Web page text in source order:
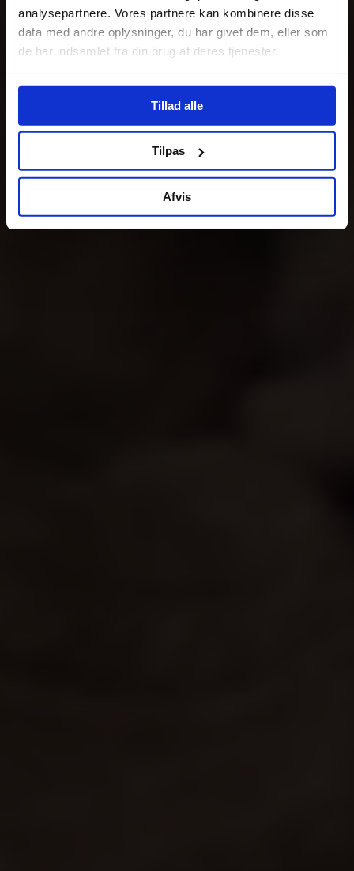
analysepartnere. Vores partnere kan kombinere disse
data med andre oplysninger, du har givet dem, eller som
de har indsamlet fra din brug af deres tjenester.
Tillad alle
Tilpas
Afvis